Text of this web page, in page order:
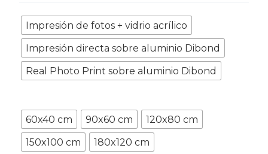
Impresión de fotos + vidrio acrílico
Impresión directa sobre aluminio Dibond
Real Photo Print sobre aluminio Dibond
60x40 cm
90x60 cm
120x80 cm
150x100 cm
180x120 cm